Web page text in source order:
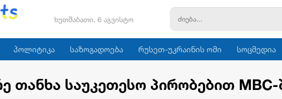
ხუთშაბათი, 6 აგვისტო
პოლიტიკა საზოგადოება რუსეთ-უკრაინის ომი სოცმედია
თანხა საუკეთესო პირობებით MBC-